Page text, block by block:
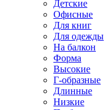
Детские
Офисные
Для книг
Для одежды
На балкон
Форма
Высокие
Г-образные
Длинные
Низкие